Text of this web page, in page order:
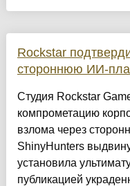
Rockstar
стороннюю ИИ-
Студия Rockstar
компрометацию
взлома через
ShinyHunters
установила
публикацией